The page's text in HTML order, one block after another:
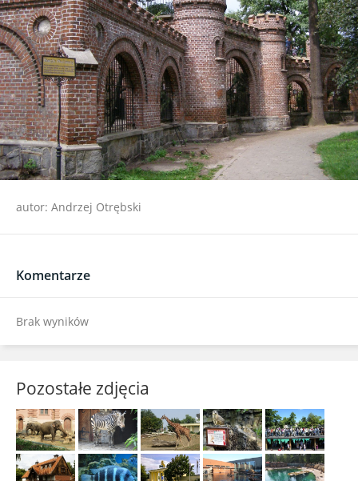
autor: Andrzej Otrębski
Komentarze
Brak wyników
Pozostałe zdjęcia